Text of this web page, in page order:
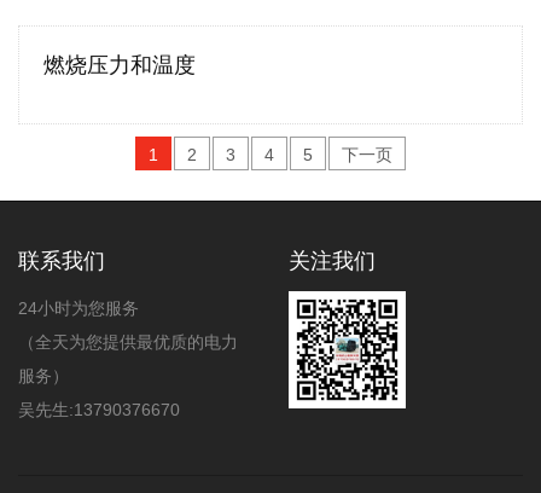
燃烧压力和温度
1 2 3 4 5 下一页
联系我们
24小时为您服务
（全天为您提供最优质的电力
服务）
吴先生:13790376670
关注我们